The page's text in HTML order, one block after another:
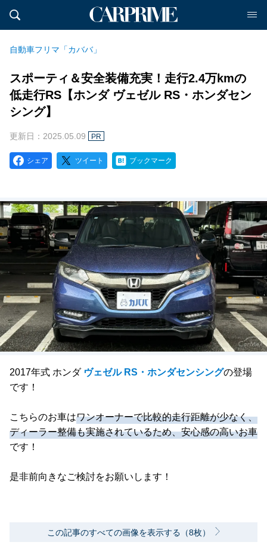
自動車フリマ「カババ」
スポーティ＆安全装備充実！走行2.4万kmの
低走行RS【ホンダ ヴェゼル RS・ホンダセン
シング】
更新日：2025.05.09 PR
シェア ツイート ブックマーク
2017年式 ホンダ ヴェゼル RS・ホンダセンシングの登場
です！
こちらのお車はワンオーナーで比較的走行距離が少なく、
ディーラー整備も実施されているため、安心感の高いお車
です！
是非前向きなご検討をお願いします！
この記事のすべての画像を表示する（8枚）